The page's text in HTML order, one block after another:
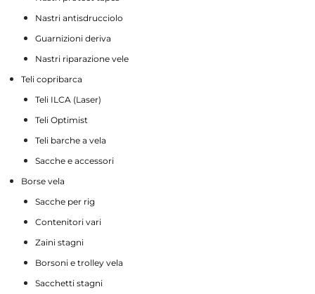
Nastri antisdrucciolo
Guarnizioni deriva
Nastri riparazione vele
Teli copribarca
Teli ILCA (Laser)
Teli Optimist
Teli barche a vela
Sacche e accessori
Borse vela
Sacche per rig
Contenitori vari
Zaini stagni
Borsoni e trolley vela
Sacchetti stagni